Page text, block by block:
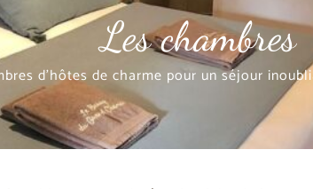
Les chambres
d'hôtes de charme pour un séjour